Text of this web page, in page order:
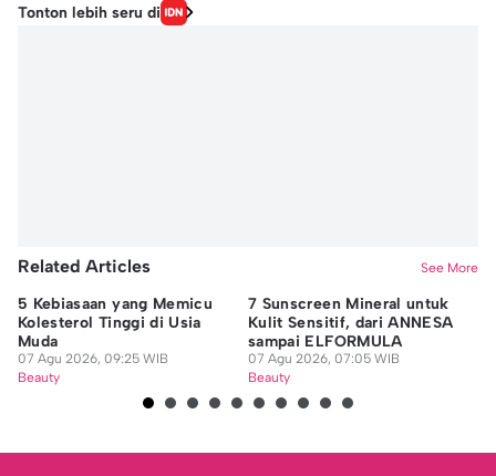
Tonton lebih seru di
Related Articles See More
5 Kebiasaan yang Memicu
Kolesterol Tinggi di Usia
Muda
07 Agu 2026, 09:25 WIB
Beauty
7 Sunscreen Mineral untuk
Kulit Sensitif, dari ANNESA
sampai ELFORMULA
07 Agu 2026, 07:05 WIB
Beauty